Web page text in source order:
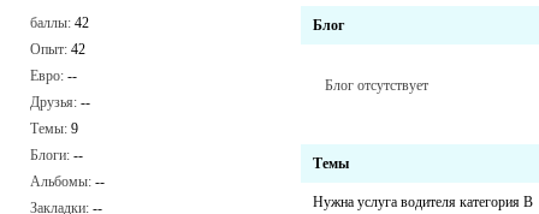
баллы: 42
Опыт: 42
Евро: --
Друзья: --
Темы: 9
Блоги: --
Альбомы: --
Закладки: --
Блог
Блог отсутствует
Темы
Нужна услуга водителя категория В